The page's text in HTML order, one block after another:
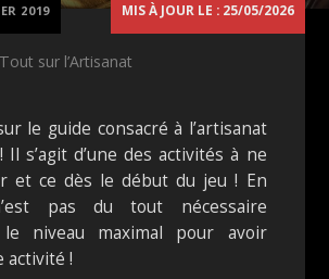
MIS À JOUR LE : 25/05/2026
sur l’Artisanat
le guide consacré à l’artisanat
Il s’agit d’une des activités à ne
et ce dès le début du jeu ! En
pas du tout nécessaire
le niveau maximal pour avoir
activité !
2019